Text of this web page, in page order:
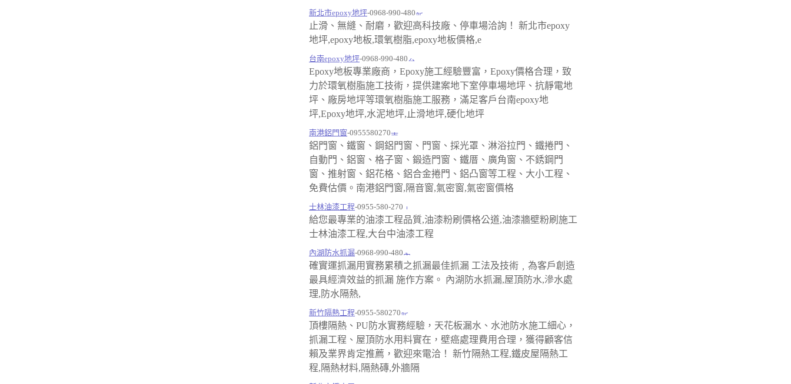
新北市epoxy地坪-0968-990-480
止滑、無縫、耐磨，歡迎高科技廠、停車場洽詢！ 新北市epoxy
地坪,epoxy地板,環氧樹脂,epoxy地板價格,e
台南epoxy地坪-0968-990-480
Epoxy地板專業廠商，Epoxy施工經驗豐富，Epoxy價格合理，致
力於環氧樹脂施工技術，提供建案地下室停車場地坪、抗靜電地
坪、廠房地坪等環氧樹脂施工服務，滿足客戶台南epoxy地
坪,Epoxy地坪,水泥地坪,止滑地坪,硬化地坪
南港鋁門窗-0955580270
鋁門窗、鐵窗、鋼鋁門窗、門窗、採光罩、淋浴拉門、鐵捲門、
自動門、鋁窗、格子窗、鍛造門窗、鐵厝、廣角窗、不銹鋼門
窗、推射窗、鋁花格、鋁合金捲門、鋁凸窗等工程、大小工程、
免費估價。南港鋁門窗,隔音窗,氣密窗,氣密窗價格
士林油漆工程-0955-580-270
給您最專業的油漆工程品質,油漆粉刷價格公道,油漆牆壁粉刷施工
士林油漆工程,大台中油漆工程
內湖防水抓漏-0968-990-480
確實運抓漏用實務累積之抓漏最佳抓漏 工法及技術﹐為客戶創造
最具經濟效益的抓漏 施作方案。 內湖防水抓漏,屋頂防水,滲水處
理,防水隔熱,
新竹隔熱工程-0955-580270
頂樓隔熱、PU防水實務經驗，天花板漏水、水池防水施工細心，
抓漏工程、屋頂防水用料實在，壁癌處理費用合理，獲得顧客信
賴及業界肯定推薦，歡迎來電洽！ 新竹隔熱工程,鐵皮屋隔熱工
程,隔熱材料,隔熱磚,外牆隔